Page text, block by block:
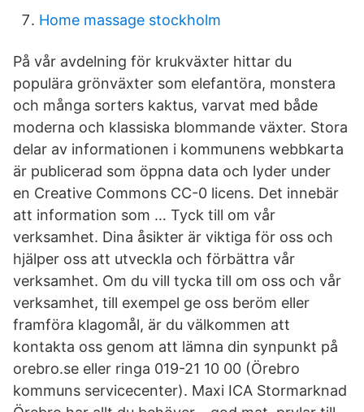
Home massage stockholm
På vår avdelning för krukväxter hittar du
populära grönväxter som elefantöra, monstera
och många sorters kaktus, varvat med både
moderna och klassiska blommande växter. Stora
delar av informationen i kommunens webbkarta
är publicerad som öppna data och lyder under
en Creative Commons CC-0 licens. Det innebär
att information som … Tyck till om vår
verksamhet. Dina åsikter är viktiga för oss och
hjälper oss att utveckla och förbättra vår
verksamhet. Om du vill tycka till om oss och vår
verksamhet, till exempel ge oss beröm eller
framföra klagomål, är du välkommen att
kontakta oss genom att lämna din synpunkt på
orebro.se eller ringa 019-21 10 00 (Örebro
kommuns servicecenter). Maxi ICA Stormarknad